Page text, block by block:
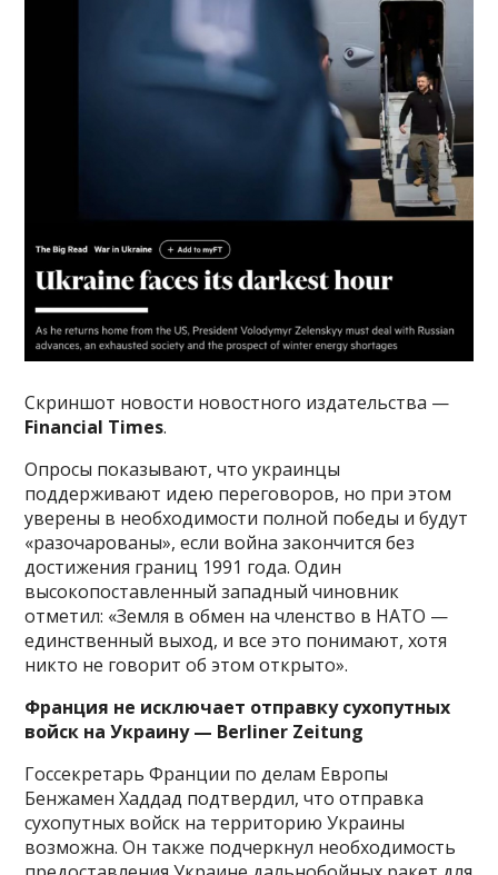
Скриншот новости новостного издательства —
Financial Times.
Опросы показывают, что украинцы
поддерживают идею переговоров, но при этом
уверены в необходимости полной победы и будут
«разочарованы», если война закончится без
достижения границ 1991 года. Один
высокопоставленный западный чиновник
отметил: «Земля в обмен на членство в НАТО —
единственный выход, и все это понимают, хотя
никто не говорит об этом открыто».
Франция не исключает отправку сухопутных
войск на Украину — Berliner Zeitung
Госсекретарь Франции по делам Европы
Бенжамен Хаддад подтвердил, что отправка
сухопутных войск на территорию Украины
возможна. Он также подчеркнул необходимость